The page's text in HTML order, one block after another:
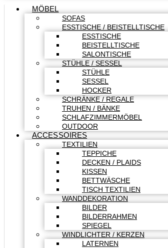
MÖBEL
SOFAS
ESSTISCHE / BEISTELLTISCHE
ESSTISCHE
BEISTELLTISCHE
SALONTISCHE
STÜHLE / SESSEL
STÜHLE
SESSEL
HOCKER
SCHRÄNKE / REGALE
TRUHEN / BÄNKE
SCHLAFZIMMERMÖBEL
OUTDOOR
ACCESSOIRES
TEXTILIEN
TEPPICHE
DECKEN / PLAIDS
KISSEN
BETTWÄSCHE
TISCH TEXTILIEN
WANDDEKORATION
BILDER
BILDERRAHMEN
SPIEGEL
WINDLICHTER / KERZEN
LATERNEN